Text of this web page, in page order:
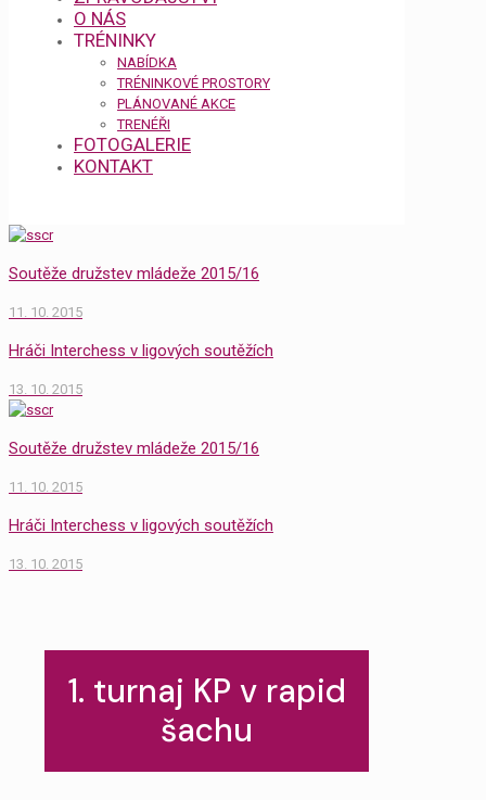
O NÁS
TRÉNINKY
NABÍDKA
TRÉNINKOVÉ PROSTORY
PLÁNOVANÉ AKCE
TRENÉŘI
FOTOGALERIE
KONTAKT
Soutěže družstev mládeže 2015/16
11. 10. 2015
Hráči Interchess v ligových soutěžích
13. 10. 2015
Soutěže družstev mládeže 2015/16
11. 10. 2015
Hráči Interchess v ligových soutěžích
13. 10. 2015
1. turnaj KP v rapid
šachu